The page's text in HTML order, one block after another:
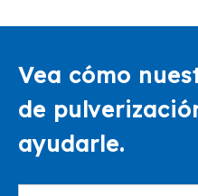
Vea cómo
de
ayudarle.